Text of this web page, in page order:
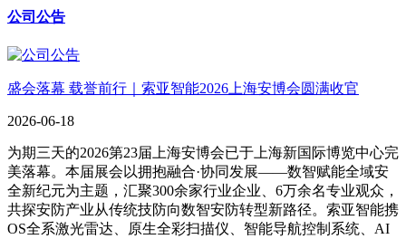
公司公告
盛会落幕 载誉前行｜索亚智能2026上海安博会圆满收官
2026-06-18
为期三天的2026第23届上海安博会已于上海新国际博览中心完
美落幕。本届展会以拥抱融合·协同发展——数智赋能全域安
全新纪元为主题，汇聚300余家行业企业、6万余名专业观众，
共探安防产业从传统技防向数智安防转型新路径。索亚智能携
OS全系激光雷达、原生全彩扫描仪、智能导航控制系统、AI